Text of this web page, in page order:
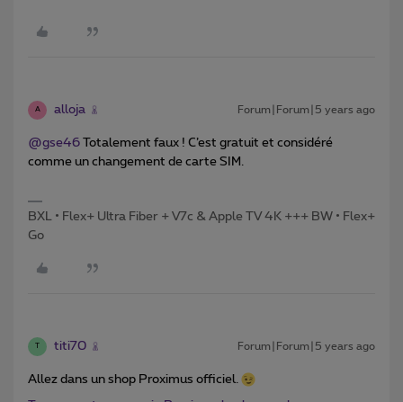
A alloja Forum|Forum|5 years ago
@gse46 Totalement faux ! C’est gratuit et considéré
comme un changement de carte SIM.
BXL • Flex+ Ultra Fiber + V7c & Apple TV 4K +++ BW • Flex+
Go
titi70 Forum|Forum|5 years ago
Allez dans un shop Proximus officiel.